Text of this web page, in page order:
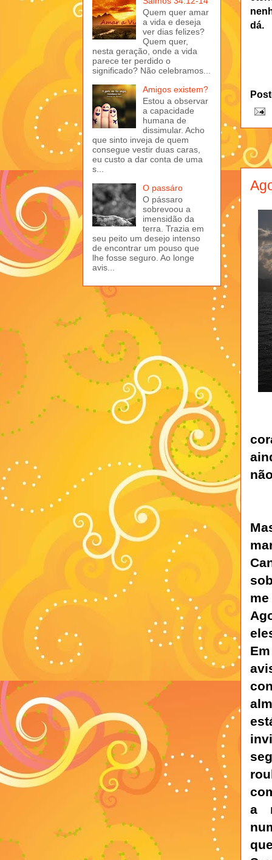
dá.
a
Quem quer amar
a vida e deseja
ver dias felizes?
Quem quer,
nesta geração, onde a vida
parece ter perdido o
significado? Não celebramos...
Amigos existem?
Estou a observar
a capacidade
humana de
dissimular. Acho
que sinto inveja de quem
consegue vestir duas caras,
eu custo a dar conta de uma
s...
O passáro
O pássaro
sobrevoou a
imensidão da
terra. Trazia em
seu peito um desejo intenso
de encontrar um pouso que
lhe fosse seguro. Ao longe
avis...